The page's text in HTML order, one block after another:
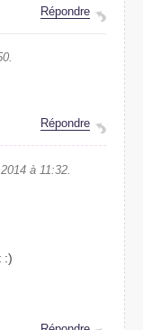
Répondre
Répondre
à 11:32.
:)